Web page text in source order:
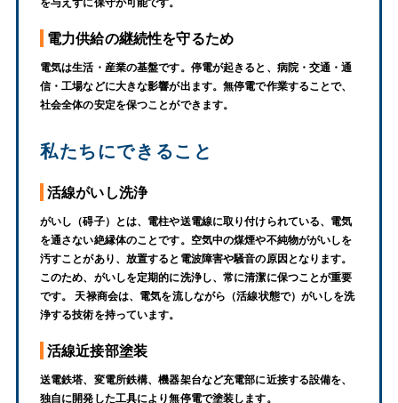
電力供給の継続性を守るため
電気は生活・産業の基盤です。停電が起きると、病院・交通・通
信・工場などに大きな影響が出ます。無停電で作業することで、
社会全体の安定を保つことができます。
私たちにできること
活線がいし洗浄
がいし（碍子）とは、電柱や送電線に取り付けられている、電気
を通さない絶縁体のことです。空気中の煤煙や不純物ががいしを
汚すことがあり、放置すると電波障害や騒音の原因となります。
このため、がいしを定期的に洗浄し、常に清潔に保つことが重要
です。 天禄商会は、電気を流しながら（活線状態で）がいしを洗
浄する技術を持っています。
活線近接部塗装
送電鉄塔、変電所鉄構、機器架台など充電部に近接する設備を、
独自に開発した工具により無停電で塗装します。